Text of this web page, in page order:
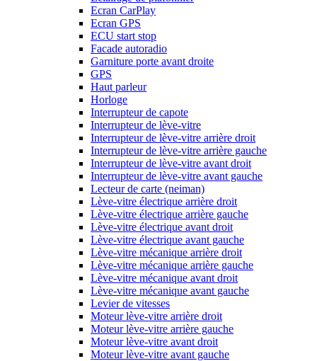
Ecran CarPlay
Ecran GPS
ECU start stop
Facade autoradio
Garniture porte avant droite
GPS
Haut parleur
Horloge
Interrupteur de capote
Interrupteur de lève-vitre
Interrupteur de lève-vitre arrière droit
Interrupteur de lève-vitre arrière gauche
Interrupteur de lève-vitre avant droit
Interrupteur de lève-vitre avant gauche
Lecteur de carte (neiman)
Lève-vitre électrique arrière droit
Lève-vitre électrique arrière gauche
Lève-vitre électrique avant droit
Lève-vitre électrique avant gauche
Lève-vitre mécanique arrière droit
Lève-vitre mécanique arrière gauche
Lève-vitre mécanique avant droit
Lève-vitre mécanique avant gauche
Levier de vitesses
Moteur lève-vitre arrière droit
Moteur lève-vitre arrière gauche
Moteur lève-vitre avant droit
Moteur lève-vitre avant gauche